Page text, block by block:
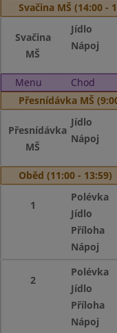
Svačina MŠ (14:00 -
Svačina
MŠ
Jídlo
Nápoj
Menu Chod
Přesnídávka MŠ
Přesnídávka
MŠ
Jídlo
Nápoj
Oběd (11:00 - 13:59)
1
Polévka
Jídlo
Příloha
Nápoj
2
Polévka
Jídlo
Příloha
Nápoj